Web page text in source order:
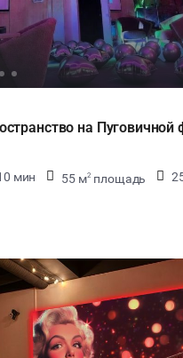
на Пуговичной
мин 55 м2 площадь